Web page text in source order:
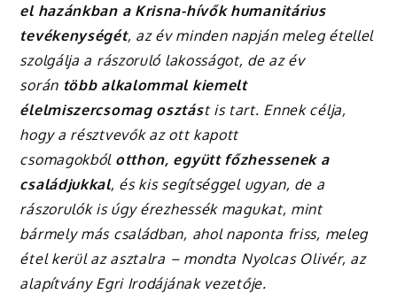
el hazánkban a Krisna-hívők humanitárius
tevékenységét, az év minden napján meleg étellel
szolgálja a rászoruló lakosságot, de az év
során több alkalommal kiemelt
élelmiszercsomag osztást is tart. Ennek célja,
hogy a résztvevők az ott kapott
csomagokból otthon, együtt főzhessenek a
családjukkal, és kis segítséggel ugyan, de a
rászorulók is úgy érezhessék magukat, mint
bármely más családban, ahol naponta friss, meleg
étel kerül az asztalra – mondta Nyolcas Olivér, az
alapítvány Egri Irodájának vezetője.